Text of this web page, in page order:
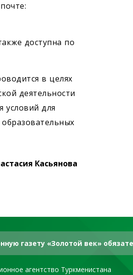
доступна по
в целях
деятельности
условий для
Касьянова
газету «Золотой век»
агентство Туркменистана